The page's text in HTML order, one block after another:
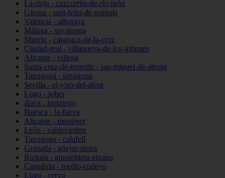
La-rioja - cuzcurrita-de-río-tirón
Girona - sant-feliu-de-guíxols
Valencia - alboraya
Málaga - sayalonga
Murcia - caravaca-de-la-cruz
Ciudad-real - villanueva-de-los-infantes
Alicante - villena
Santa-cruz-de-tenerife - san-miguel-de-abona
Tarragona - tarragona
Sevilla - el-viso-del-alcor
Lugo - sober
álava - lantziego
Huesca - la-fueva
Alicante - monòver
León - valdevimbre
Tarragona - calafell
Granada - güejar-sierra
Bizkaia - amorebieta-etxano
Cantabria - medio-cudeyo
Lugo - cervo